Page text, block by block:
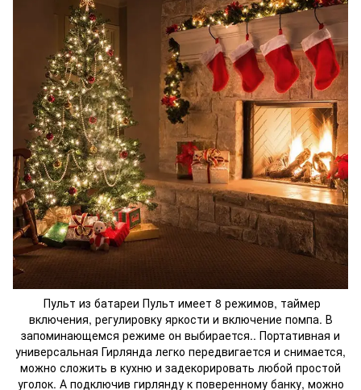
Пульт из батареи Пульт имеет 8 режимов, таймер
включения, регулировку яркости и включение помпа. В
запоминающемся режиме он выбирается.. Портативная и
универсальная Гирлянда легко передвигается и снимается,
можно сложить в кухню и задекорировать любой простой
уголок. А подключив гирлянду к поверенному банку, можно